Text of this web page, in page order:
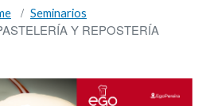
Seminarios
Y REPOSTERÍA